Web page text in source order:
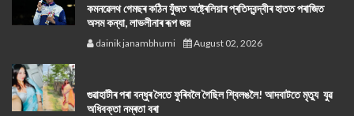
কমনৱেলথ গেমছৰ কঠিন যুঁজত অষ্ট্ৰেলিয়াৰ প্ৰতিদ্বন্দ্বীৰ হাতত পৰাজিত
অসম কন্যা, লাভলীনাৰ ৰূপ জয়
dainik janambhumi August 02, 2026
গুৱাহাটীৰ পৰা বন্ধুৰ সৈতে ফুৰিবলৈ গৈছিল শ্বিলঙলৈ! আদবাটতে মৃত্যু যুৱ
অধিবক্তা নম্ৰতা বৰা